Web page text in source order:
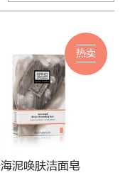
热卖
海泥唤肤洁面皂